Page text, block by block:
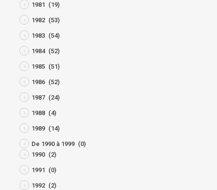
1981 (19)
1982 (53)
1983 (54)
1984 (52)
1985 (51)
1986 (52)
1987 (24)
1988 (4)
1989 (14)
De 1990 à 1999 (0)
1990 (2)
1991 (0)
1992 (2)